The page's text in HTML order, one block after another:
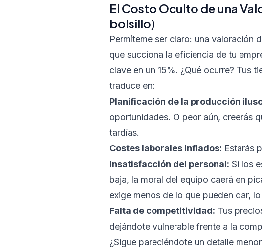
El Costo Oculto de una
bolsillo)
Permíteme ser claro: una valoración
que succiona la eficiencia de tu
clave en un 15%. ¿Qué ocurre? Tus
traduce en:
Planificación de la producción
oportunidades. O peor aún, creerás
tardías.
Costes laborales inflados: Estarás
Insatisfacción del personal: Si los
baja, la moral del equipo caerá en
exige menos de lo que pueden dar,
Falta de competitividad: Tus
dejándote vulnerable frente a la
¿Sigue pareciéndote un detalle